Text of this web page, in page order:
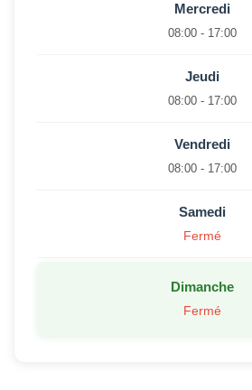
Mercredi
08:00 - 17:00
Jeudi
08:00 - 17:00
Vendredi
08:00 - 17:00
Samedi
Fermé
Dimanche
Fermé